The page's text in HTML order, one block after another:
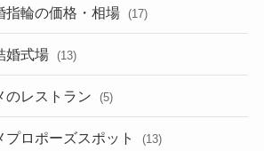
指輪の価格・相場 (17)
婚式場 (13)
のレストラン (5)
プロポーズスポット (13)